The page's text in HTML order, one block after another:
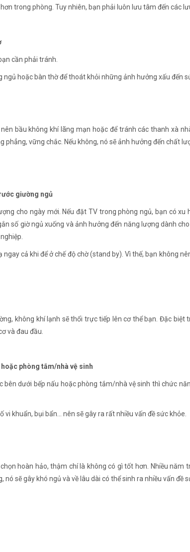
trong phòng. Tuy nhiên, bạn phải luôn lưu tâm đến các
cần phải tránh.
hoặc bàn thờ để thoát khỏi những ảnh hưởng xấu đến
bầu không khí lãng mạn hoặc để tránh các thanh xà
vững chắc. Nếu không, nó sẽ ảnh hưởng đến chất
giường ngủ
cho ngày mới. Nếu đặt TV trong phòng ngủ, bạn có
số giờ ngủ xuống và ảnh hưởng đến năng lượng dành
cả khi để ở chế độ chờ (stand by). Vì thế, bạn không
không khí lạnh sẽ thổi trực tiếp lên cơ thể bạn. Đặc biệt
và đau đầu.
phòng tắm/nhà vệ sinh
bên dưới bếp nấu hoặc phòng tắm/nhà vệ sinh thì chức
khuẩn, bụi bẩn... nên sẽ gây ra rất nhiều vấn đề sức khỏe.
hoàn hảo, thậm chí là không có gì tốt hơn. Nhiều
sẽ gây khó ngủ và về lâu dài có thể sinh ra nhiều vấn đề